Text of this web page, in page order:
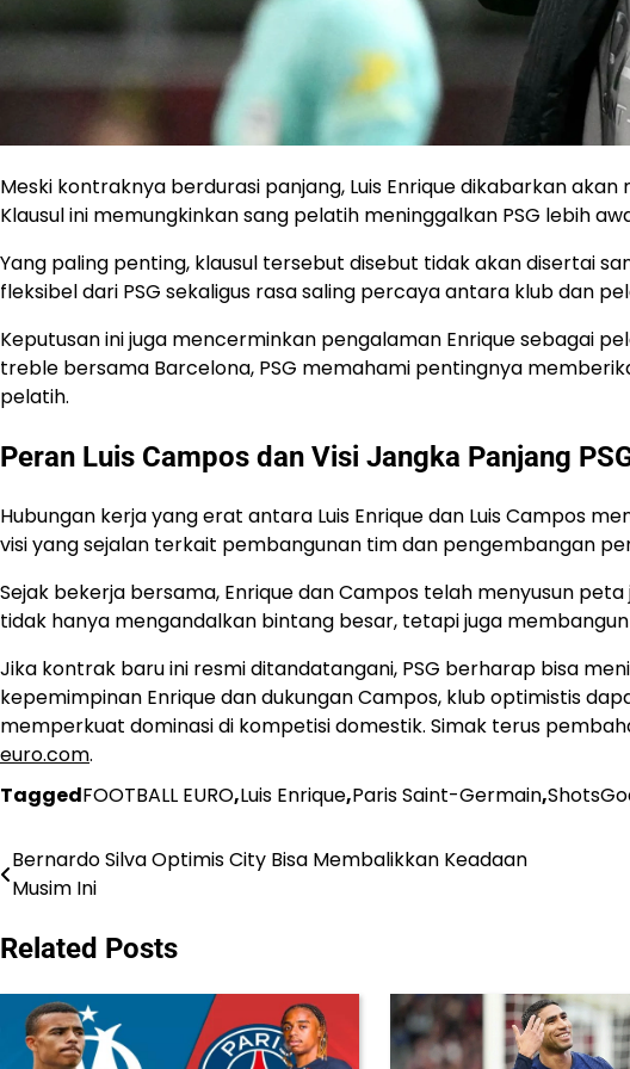
Meski kontraknya berdurasi panjang, Luis Enrique dikabarkan
Klausul ini memungkinkan sang pelatih meninggalkan PSG lebih
Yang paling penting, klausul tersebut disebut tidak akan disertai
fleksibel dari PSG sekaligus rasa saling percaya antara klub dan
Keputusan ini juga mencerminkan pengalaman Enrique sebagai
treble bersama Barcelona, PSG memahami pentingnya
pelatih.
Peran Luis Campos dan Visi Jangka Panjang
Hubungan kerja yang erat antara Luis Enrique dan Luis Campos
visi yang sejalan terkait pembangunan tim dan pengembangan
Sejak bekerja bersama, Enrique dan Campos telah menyusun
tidak hanya mengandalkan bintang besar, tetapi juga
Jika kontrak baru ini resmi ditandatangani, PSG berharap bisa
kepemimpinan Enrique dan dukungan Campos, klub optimistis
memperkuat dominasi di kompetisi domestik. Simak terus
euro.com.
TaggedFOOTBALL EURO,Luis Enrique,Paris Saint-Germain,
Post
Bernardo Silva Optimis City Bisa Membalikkan Keadaan
Musim Ini
Related Posts